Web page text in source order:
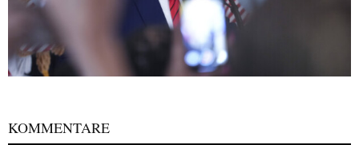
KOMMENTARE